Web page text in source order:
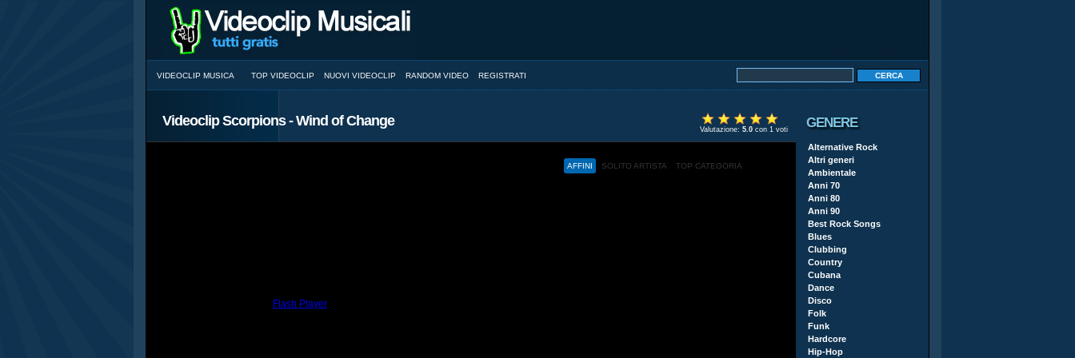
VIDEOCLIP MUSICA TOP VIDEOCLIP NUOVI VIDEOCLIP RANDOM VIDEO REGISTRATI
Videoclip Scorpions - Wind of Change
Valutazione: 5.0 con 1 voti
Flash Playerinstalled and a browser with JavaScript support.
AFFINI SOLITO ARTISTA TOP CATEGORIA
GENERE
Alternative Rock
Altri generi
Ambientale
Anni 70
Anni 80
Anni 90
Best Rock Songs
Blues
Clubbing
Country
Cubana
Dance
Disco
Folk
Funk
Hardcore
Hip-Hop